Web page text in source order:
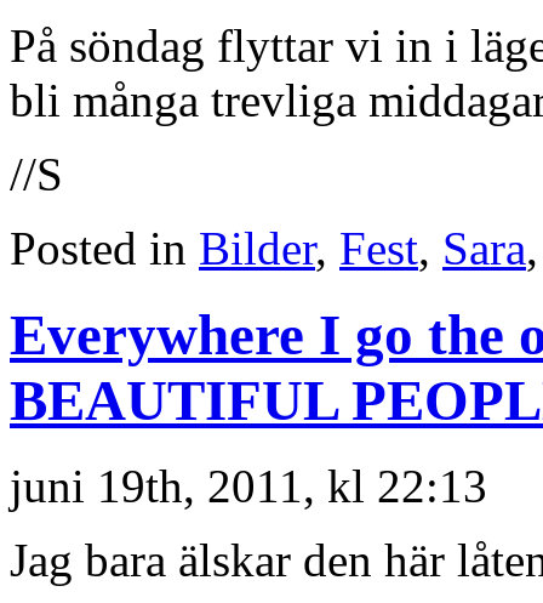
På söndag flyttar vi in i
bli många trevliga
//S
Posted in Bilder, Fest, Sara
Everywhere I go the
BEAUTIFUL
juni 19th, 2011, kl 22:13
Jag bara älskar den här